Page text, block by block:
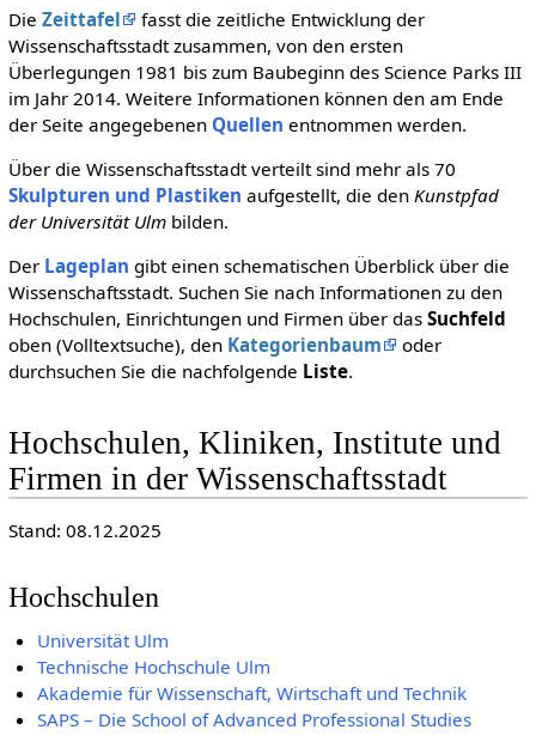
Die Zeittafel
fasst die zeitliche Entwicklung der
Wissenschaftsstadt zusammen, von den ersten
Überlegungen 1981 bis zum Baubeginn des Science Parks III
im Jahr 2014. Weitere Informationen können den am Ende
der Seite angegebenen Quellen entnommen werden.
Über die Wissenschaftsstadt verteilt sind mehr als 70
Skulpturen und Plastiken aufgestellt, die den Kunstpfad
der Universität Ulmbilden.
Der Lageplan gibt einen schematischen Überblick über die
Wissenschaftsstadt. Suchen Sie nach Informationen zu den
Hochschulen, Einrichtungen und Firmen über das Suchfeld
oben (Volltextsuche), den Kategorienbaum
oder
durchsuchen Sie die nachfolgende Liste.
Hochschulen, Kliniken, Institute und
Firmen in der Wissenschaftsstadt
Stand: 08.12.2025
Hochschulen
Universität Ulm
Technische Hochschule Ulm
Akademie für Wissenschaft, Wirtschaft und Technik
SAPS – Die School of Advanced Professional Studies